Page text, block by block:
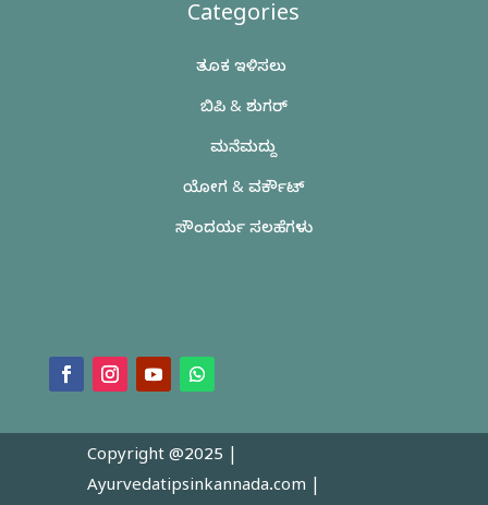
Categories
ತೂಕ ಇಳಿಸಲು
ಬಿಪಿ & ಶುಗರ್
ಮನೆಮದ್ದು
ಯೋಗ & ವರ್ಕೌಟ್
ಸೌಂದರ್ಯ ಸಲಹೆಗಳು
Copyright @2025 |
Ayurvedatipsinkannada.com